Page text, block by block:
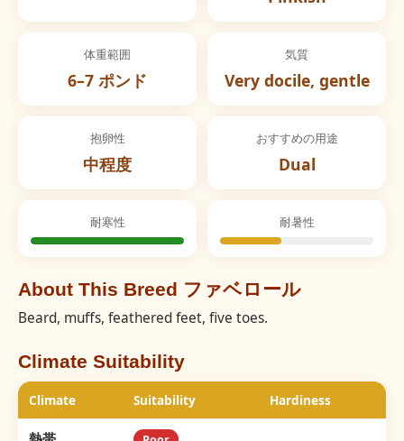
体重範囲
6–7 ポンド
気質
Very docile, gentle
抱卵性
中程度
おすすめの用途
Dual
耐寒性 耐暑性
About This Breed ファベロール
Beard, muffs, feathered feet, five toes.
Climate Suitability
Climate Suitability Hardiness